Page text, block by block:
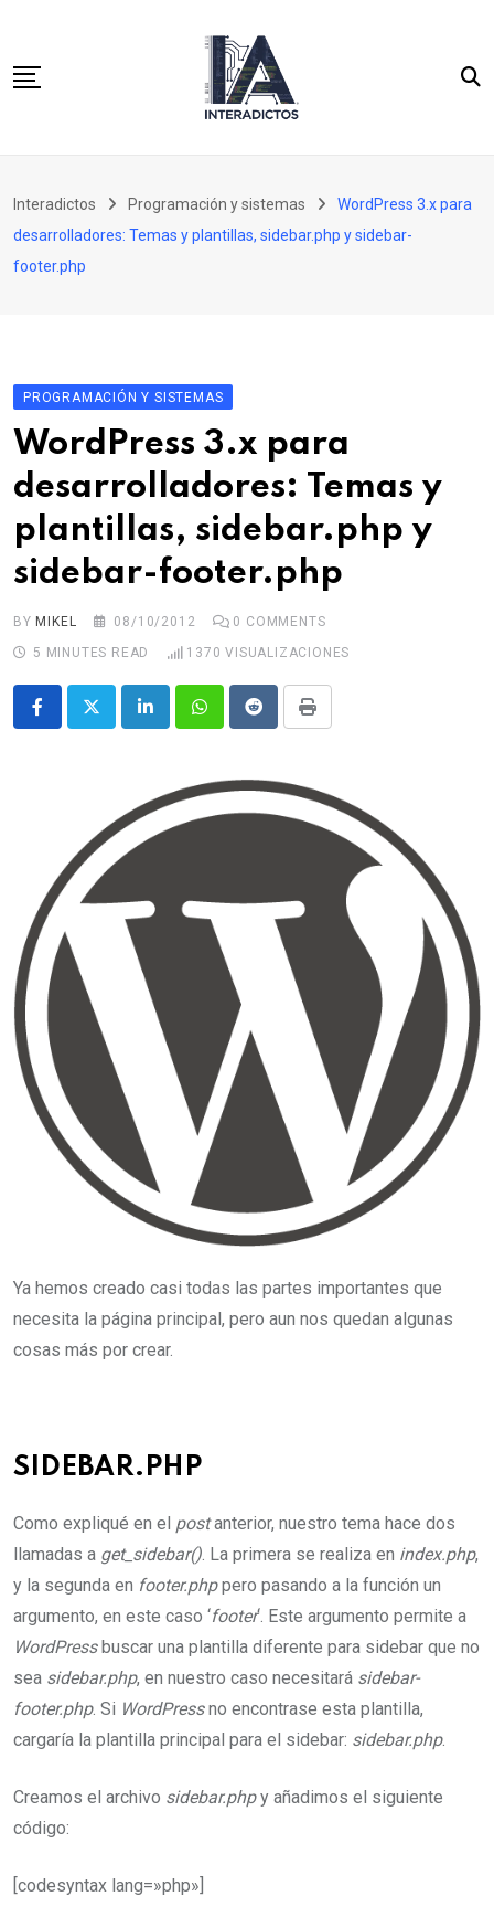
content
Integración continua
WordPress 3.x para desarrolladores
Interadictos Programación y sistemas
WordPress 3.x para
desarrolladores: Temas y plantillas, sidebar.php y sidebar-
footer.php
PROGRAMACIÓN Y SISTEMAS
WordPress 3.x para
desarrolladores: Temas y
plantillas, sidebar.php y
sidebar-footer.php
BY MIKEL 08/10/2012 0 COMMENTS
5 MINUTES READ
1370 VISUALIZACIONES
LinkedInWhatsappRedditPrint
Ya hemos creado casi todas las partes importantes que
necesita la página principal, pero aun nos quedan algunas
cosas más por crear.
SIDEBAR.PHP
Como expliqué en el postanterior, nuestro tema hace dos
llamadas a get_sidebar(). La primera se realiza en index.php,
y la segunda en footer.phppero pasando a la función un
argumento, en este caso ‘footer‘. Este argumento permite a
WordPressbuscar una plantilla diferente para sidebar que no
sea sidebar.php, en nuestro caso necesitará sidebar-
footer.php. Si WordPressno encontrase esta plantilla,
cargaría la plantilla principal para el sidebar: sidebar.php.
Creamos el archivo sidebar.phpy añadimos el siguiente
código:
[codesyntax lang=»php»]